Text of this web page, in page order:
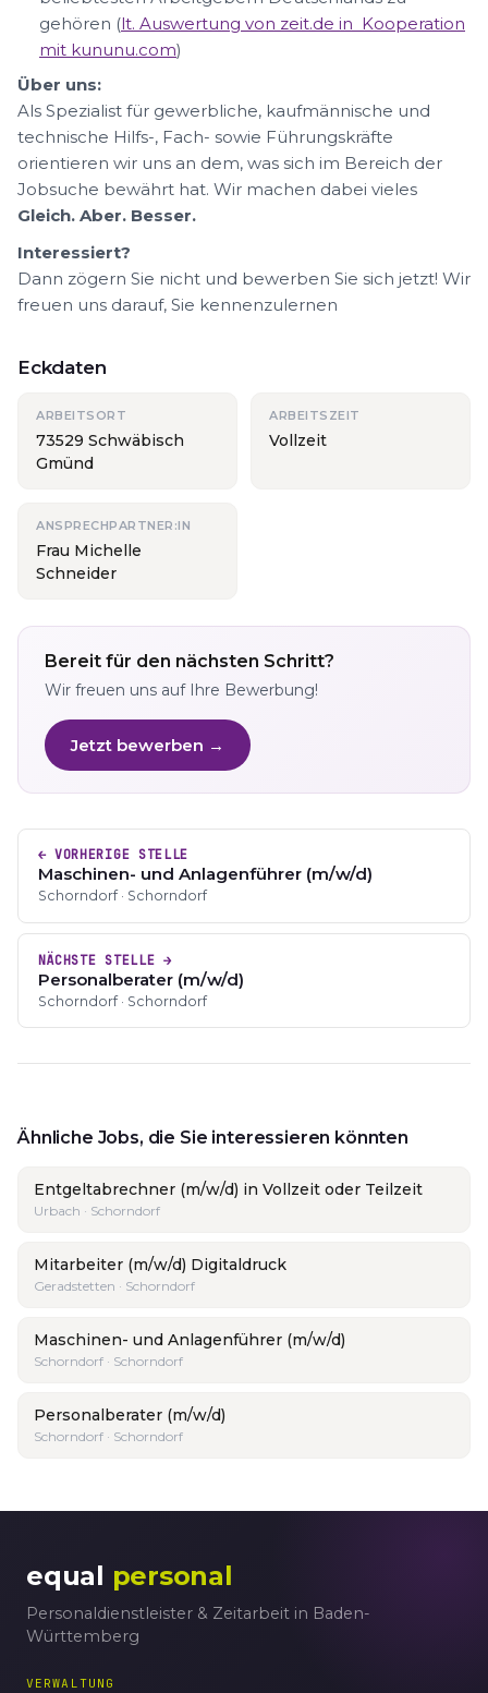
gehören (lt. Auswertung von zeit.de in Kooperation
mit kununu.com)
Über uns:
Als Spezialist für gewerbliche, kaufmännische und
technische Hilfs-, Fach- sowie Führungskräfte
orientieren wir uns an dem, was sich im Bereich der
Jobsuche bewährt hat. Wir machen dabei vieles
Gleich. Aber. Besser.
Interessiert?
Dann zögern Sie nicht und bewerben Sie sich jetzt! Wir
freuen uns darauf, Sie kennenzulernen
Eckdaten
ARBEITSORT
73529 Schwäbisch
Gmünd
ARBEITSZEIT
Vollzeit
ANSPRECHPARTNER:IN
Frau Michelle
Schneider
Bereit für den nächsten Schritt?
Wir freuen uns auf Ihre Bewerbung!
Jetzt bewerben →
← VORHERIGE STELLE
Maschinen- und Anlagenführer (m/w/d)
Schorndorf · Schorndorf
NÄCHSTE STELLE →
Personalberater (m/w/d)
Schorndorf · Schorndorf
Ähnliche Jobs, die Sie interessieren könnten
Entgeltabrechner (m/w/d) in Vollzeit oder Teilzeit
Urbach · Schorndorf
Mitarbeiter (m/w/d) Digitaldruck
Geradstetten · Schorndorf
Maschinen- und Anlagenführer (m/w/d)
Schorndorf · Schorndorf
Personalberater (m/w/d)
Schorndorf · Schorndorf
equal personal
Personaldienstleister & Zeitarbeit in Baden-
Württemberg
VERWALTUNG